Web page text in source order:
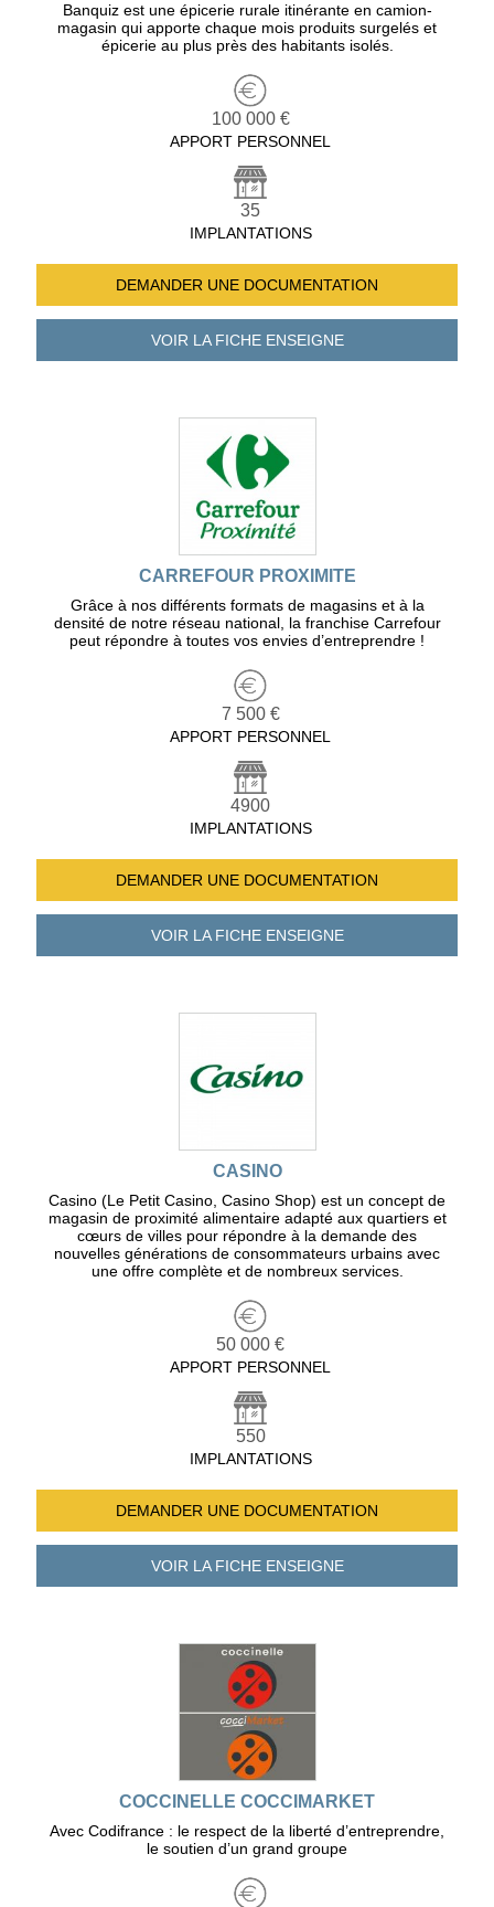
Banquiz est une épicerie rurale itinérante en camion-
magasin qui apporte chaque mois produits surgelés et
épicerie au plus près des habitants isolés.
100 000 €
APPORT PERSONNEL
35
IMPLANTATIONS
DEMANDER UNE DOCUMENTATION
VOIR LA FICHEENSEIGNE
CARREFOUR PROXIMITE
Grâce à nos différents formats de magasins et à la
densité de notre réseau national, la franchise Carrefour
peut répondre à toutes vos envies d’entreprendre !
7 500 €
APPORT PERSONNEL
4900
IMPLANTATIONS
DEMANDER UNE DOCUMENTATION
VOIR LA FICHEENSEIGNE
CASINO
Casino (Le Petit Casino, Casino Shop) est un concept de
magasin de proximité alimentaire adapté aux quartiers et
cœurs de villes pour répondre à la demande des
nouvelles générations de consommateurs urbains avec
une offre complète et de nombreux services.
50 000 €
APPORT PERSONNEL
550
IMPLANTATIONS
DEMANDER UNE DOCUMENTATION
VOIR LA FICHEENSEIGNE
COCCINELLE COCCIMARKET
Avec Codifrance : le respect de la liberté d’entreprendre,
le soutien d’un grand groupe